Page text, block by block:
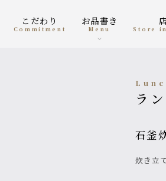
こだわり
Commitment
お品書き
menu Store
石
炊き